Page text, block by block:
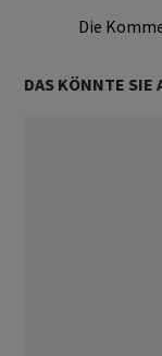
Die
DAS KÖNNTE SIE